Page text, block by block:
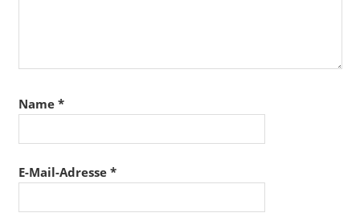
Name *
E-Mail-Adresse *